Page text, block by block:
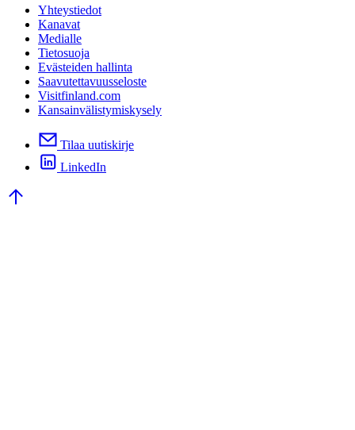
Yhteystiedot
Kanavat
Medialle
Tietosuoja
Evästeiden hallinta
Saavutettavuusseloste
Visitfinland.com
Kansainvälistymiskysely
Tilaa uutiskirje
LinkedIn